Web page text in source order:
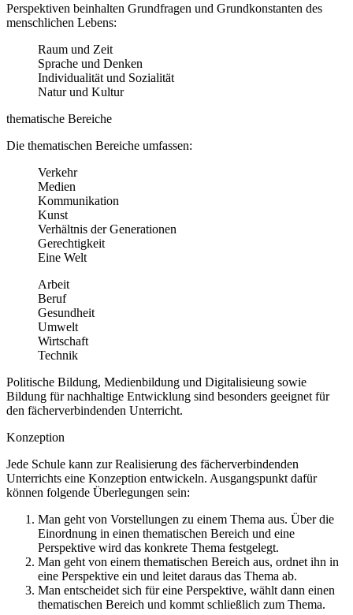
Perspektiven beinhalten Grundfragen und Grundkonstanten des
menschlichen Lebens:
Raum und Zeit
Sprache und Denken
Individualität und Sozialität
Natur und Kultur
thematische Bereiche
Die thematischen Bereiche umfassen:
Verkehr
Medien
Kommunikation
Kunst
Verhältnis der Generationen
Gerechtigkeit
Eine Welt
Arbeit
Beruf
Gesundheit
Umwelt
Wirtschaft
Technik
Politische Bildung, Medienbildung und Digitalisieung sowie
Bildung für nachhaltige Entwicklung sind besonders geeignet für
den fächerverbindenden Unterricht.
Konzeption
Jede Schule kann zur Realisierung des fächerverbindenden
Unterrichts eine Konzeption entwickeln. Ausgangspunkt dafür
können folgende Überlegungen sein:
Man geht von Vorstellungen zu einem Thema aus. Über die
Einordnung in einen thematischen Bereich und eine
Perspektive wird das konkrete Thema festgelegt.
Man geht von einem thematischen Bereich aus, ordnet ihn in
eine Perspektive ein und leitet daraus das Thema ab.
Man entscheidet sich für eine Perspektive, wählt dann einen
thematischen Bereich und kommt schließlich zum Thema.